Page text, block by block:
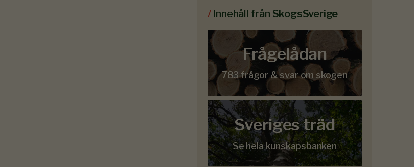
/ Innehåll från SkogsSverige
Frågelådan
783 frågor & svar om skogen
Sveriges träd
Se hela kunskapsbanken